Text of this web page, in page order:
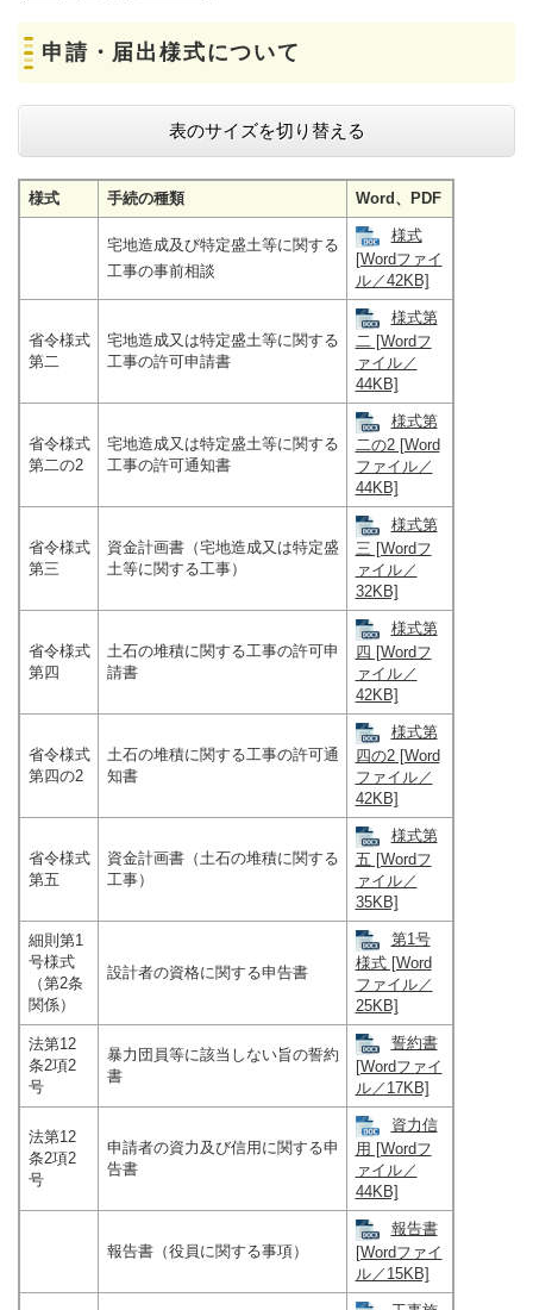
申請・届出様式について
表のサイズを切り替える
様式 手続の種類 Word、PDF
宅地造成及び特定盛土等に関する
工事の事前相談
様式
[Wordファイ
ル／42KB]
省令様式
第二
宅地造成又は特定盛土等に関する
工事の許可申請書
様式第
二 [Wordフ
ァイル／
44KB]
省令様式
第二の2
宅地造成又は特定盛土等に関する
工事の許可通知書
様式第
二の2 [Word
ファイル／
44KB]
省令様式
第三
資金計画書（宅地造成又は特定盛
土等に関する工事）
様式第
三 [Wordフ
ァイル／
32KB]
省令様式
第四
土石の堆積に関する工事の許可申
請書
様式第
四 [Wordフ
ァイル／
42KB]
省令様式
第四の2
土石の堆積に関する工事の許可通
知書
様式第
四の2 [Word
ファイル／
42KB]
省令様式
第五
資金計画書（土石の堆積に関する
工事）
様式第
五 [Wordフ
ァイル／
35KB]
細則第1
号様式
（第2条
関係）
設計者の資格に関する申告書
第1号
様式 [Word
ファイル／
25KB]
法第12
条2項2
号
暴力団員等に該当しない旨の誓約
書
誓約書
[Wordファイ
ル／17KB]
法第12
条2項2
号
申請者の資力及び信用に関する申
告書
資力信
用 [Wordフ
ァイル／
44KB]
報告書（役員に関する事項）
報告書
[Wordファイ
ル／15KB]